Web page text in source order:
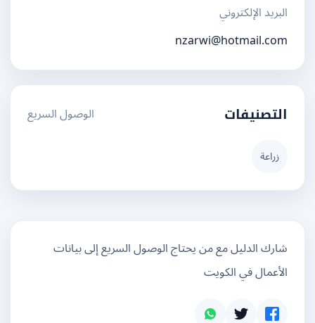
البريد الإلكتروني
nzarwi@hotmail.com
التصنيفات الوصول السريع
شارك الدليل مع من يحتاج الوصول السريع إلى بيانات
الأعمال في الكويت